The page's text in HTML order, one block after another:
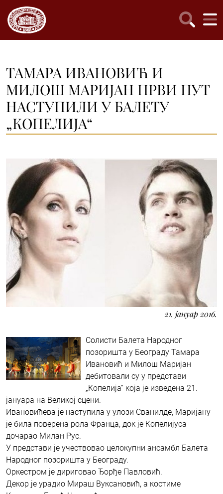
ТАМАРА ИВАНОВИЋ И
МИЛОШ МАРИЈАН ПРВИ ПУТ
НАСТУПИЛИ У БАЛЕТУ
„КОПЕЛИЈА“
21. јануар 2016.
Солисти Балета Народног
позоришта у Београду Тамара
Ивановић и Милош Маријан
дебитовали су у представи
„Копелија“ која је изведена 21.
јануара на Великој сцени.
Ивановићева је наступила у улози Сванилде, Маријану
је била поверена рола Франца, док је Копелијуса
дочарао Милан Рус.
У представи је учествовао целокупни ансамбл Балета
Народног позоришта у Београду.
Оркестром је дириговао Ђорђе Павловић.
Декор је урадио Мираш Вуксановић, а костиме